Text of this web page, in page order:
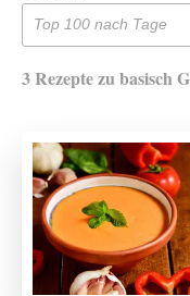
Top 100 nach Tage
3 Rezepte zu basisch